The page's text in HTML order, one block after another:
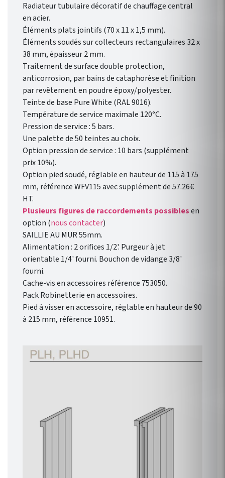
Radiateur tubulaire décoratif de chauffage central
en acier.
Éléments plats jointifs (70 x 11 x 1,5 mm).
Éléments soudés sur collecteurs rectangulaires 32 x
38 mm, épaisseur 2 mm.
Traitement de surface double protection,
anticorrosion, par bains de cataphorèse et finition
par revêtement en poudre époxy/polyester.
Teinte de base Pure White (RAL 9016).
Température de service maximale 120°C.
Pression de service : 5 bars.
Une palette de 50 teintes au choix.
Option pression de service : 10 bars (supplément
prix 10%).
Option pied soudé, réglable en hauteur de 115 à 175
mm, référence WFV115 avec supplément de 57.26€
HT.
Plusieurs figures de raccordements possiblesen
option (nous contacter)
SAILLIE AU MUR 55mm.
Alimentation : 2 orifices 1/2'. Purgeur à jet
orientable 1/4' fourni. Bouchon de vidange 3/8'
fourni.
Cache-vis en accessoires référence 753050.
Pack Robinetterie en accessoires.
Pied à visser en accessoire, réglable en hauteur de 90
à 215 mm, référence 10951.